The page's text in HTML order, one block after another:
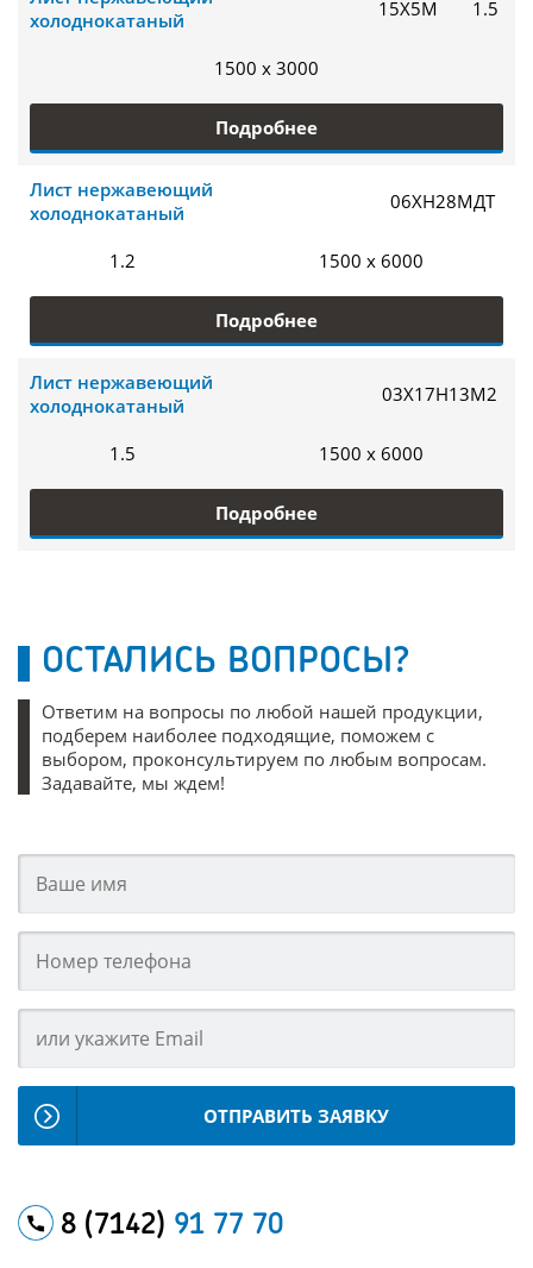
холоднокатаный
15Х5М 1.5
1500 x 3000
Подробнее
Лист нержавеющий
холоднокатаный
06ХН28МДТ
1.2 1500 x 6000
Подробнее
Лист нержавеющий
холоднокатаный
03Х17Н13М2
1.5 1500 x 6000
Подробнее
ОСТАЛИСЬ ВОПРОСЫ?
Ответим на вопросы по любой нашей продукции,
подберем наиболее подходящие, поможем с
выбором, проконсультируем по любым вопросам.
Задавайте, мы ждем!
ОТПРАВИТЬ ЗАЯВКУ
8 (7142) 91 77 70